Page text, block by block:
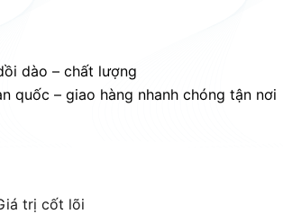
dào – chất lượng
quốc – giao hàng nhanh chóng tận nơi
trị cốt lõi